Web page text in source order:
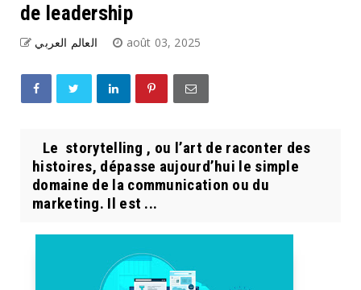
de leadership
العالم العربي août 03, 2025
Le storytelling , ou l’art de raconter des
histoires, dépasse aujourd’hui le simple
domaine de la communication ou du
marketing. Il est ...